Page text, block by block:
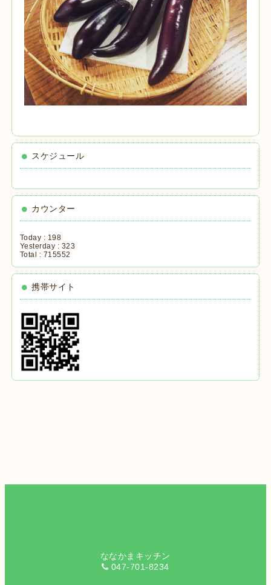
スケジュール
カウンター
Today : 198
Yesterday : 323
Total : 715552
携帯サイト
ななかまキッチン
047-701-8234